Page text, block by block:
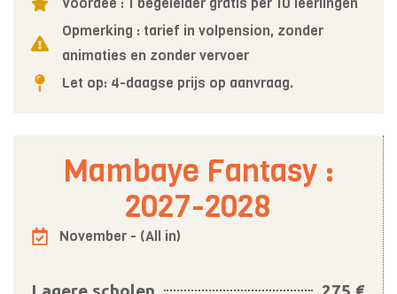
Opmerking : tarief in volpension, zonder
animaties en zonder vervoer
Let op: 4-daagse prijs op aanvraag.
Mambaye Fantasy :
2027-2028
November - (All in)
Lagere scholen 275 €